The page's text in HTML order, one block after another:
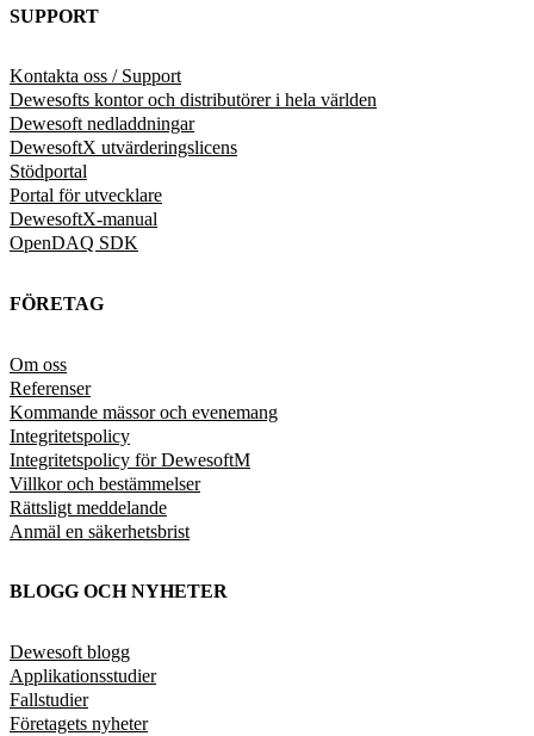
SUPPORT
Kontakta oss / Support
Dewesofts kontor och distributörer i hela världen
Dewesoft nedladdningar
DewesoftX utvärderingslicens
Stödportal
Portal för utvecklare
DewesoftX-manual
OpenDAQ SDK
FÖRETAG
Om oss
Referenser
Kommande mässor och evenemang
Integritetspolicy
Integritetspolicy för DewesoftM
Villkor och bestämmelser
Rättsligt meddelande
Anmäl en säkerhetsbrist
BLOGG OCH NYHETER
Dewesoft blogg
Applikationsstudier
Fallstudier
Företagets nyheter